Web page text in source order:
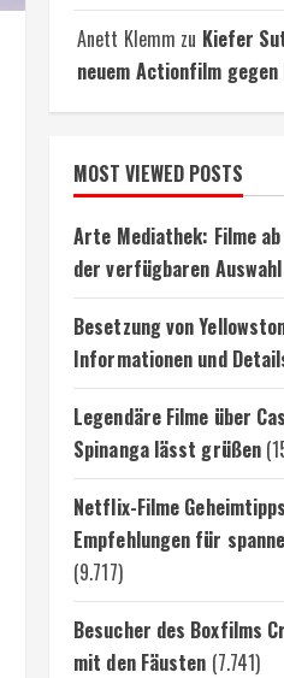
Anett Klemm zu Kiefer
neuem Actionfilm
MOST VIEWED POSTS
Arte Mediathek: Filme
der verfügbaren Auswahl
Besetzung von
Informationen und
Legendäre Filme über
Spinanga lässt grüßen
Netflix-Filme
Empfehlungen für
(9.717)
Besucher des Boxfilms
mit den Fäusten (7.741)